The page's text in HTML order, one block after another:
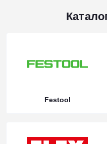
Festool